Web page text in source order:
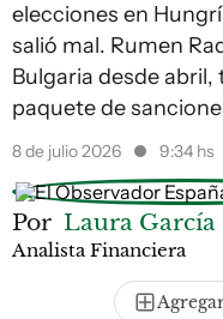
elecciones en
salió mal. Rumen
Bulgaria desde
paquete de
8 de julio 2026 9:34 hs
Por Laura García
Analista Financiera